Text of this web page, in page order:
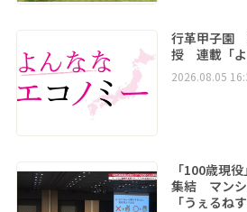
行革甲子園
授 連載「よ
2026.08.05
「100歳現
集結 マンシ
「うぇるね